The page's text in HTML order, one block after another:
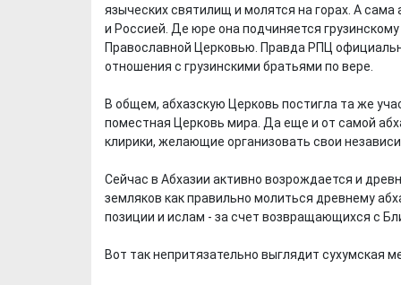
языческих святилищ и молятся на горах. А
и Россией. Де юре она подчиняется
Православной Церковью. Правда РПЦ
отношения с грузинскими братьями по вере.
В общем, абхазскую Церковь постигла та же
поместная Церковь мира. Да еще и от самой
клирики, желающие организовать свои
Сейчас в Абхазии активно возрождается и
земляков как правильно молиться древнему
позиции и ислам - за счет возвращающихся с
Вот так непритязательно выглядит сухумская